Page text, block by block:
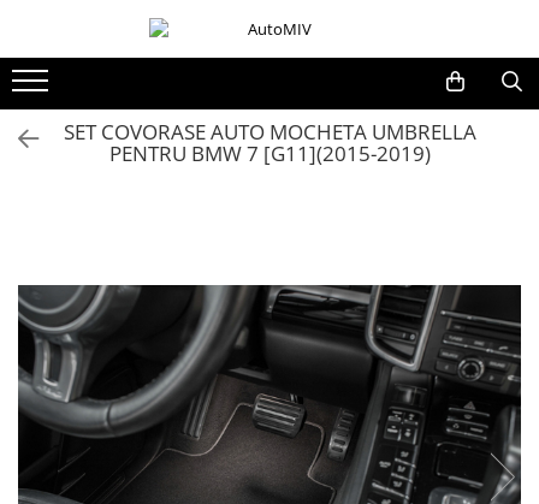
Oferta Saptamanii
Seturi Butoane
Butoane Blocare/Deblocare
Buton Frana
Buton Clapeta Rezervor
Buton Portbagaj
Alte Butoane/Comutatoare
SET COVORASE AUTO MOCHETA UMBRELLA
PENTRU BMW 7 [G11](2015-2019)